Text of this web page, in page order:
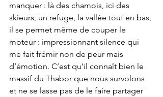
manquer : là des chamois, ici des
skieurs, un refuge, la vallée tout en bas,
il se permet même de couper le
moteur : impressionnant silence qui
me fait frémir non de peur mais
d’émotion. C’est qu’il connaît bien le
massif du Thabor que nous survolons
et ne se lasse pas de le faire partager